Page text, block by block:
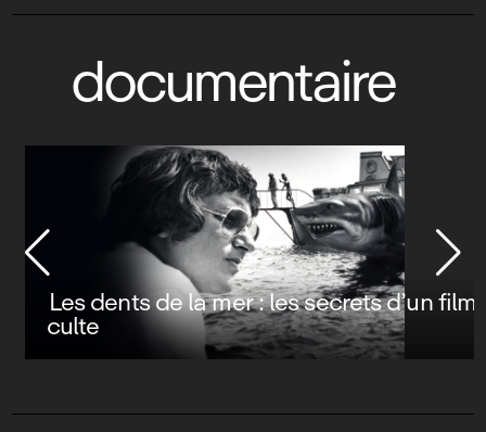
documentaire
Les dents de la mer : les secrets d’un film
culte